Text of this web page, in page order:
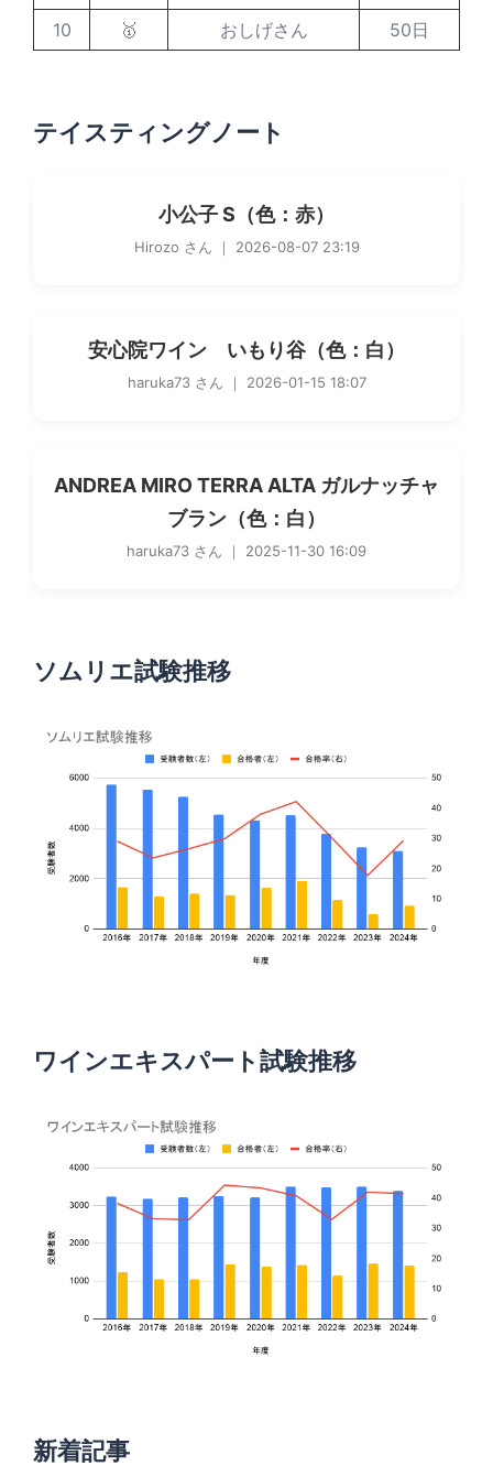
10 🥇 おしげさん 50日
テイスティングノート
小公子 S（色：赤）
Hirozo さん ｜ 2026-08-07 23:19
安心院ワイン いもり谷（色：白）
haruka73 さん ｜ 2026-01-15 18:07
ANDREA MIRO TERRA ALTA ガルナッチャ
ブラン（色：白）
haruka73 さん ｜ 2025-11-30 16:09
ソムリエ試験推移
ワインエキスパート試験推移
新着記事